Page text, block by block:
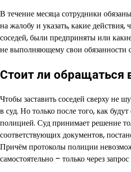
В течение месяца сотрудники
на жалобу и указать, какие
соседей, были предприняты или
не выполняющему свои обязанности
Стоит ли обращаться
Чтобы заставить соседей сверху не
в суд. Но только после того, как
полицией. Суд принимает решение
соответствующих документов,
Причём протоколы полиции
самостоятельно – только через запрос